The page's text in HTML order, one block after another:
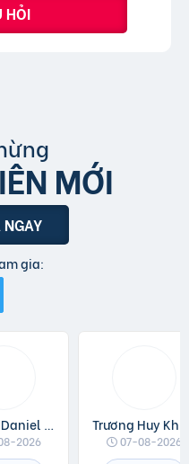
HỎI
MỚI
gia:
Nguyễn Daniel Minh
2026 07-08-2026